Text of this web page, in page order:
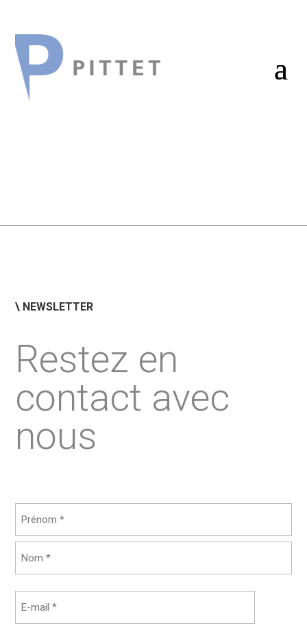
\ NEWSLETTER
Restez en
contact avec
nous
(Nécessaire)
Prénom
mail